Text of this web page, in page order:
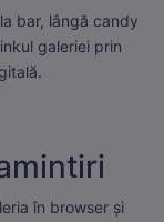
bar, lângă candy
galeriei prin
.
în browser și